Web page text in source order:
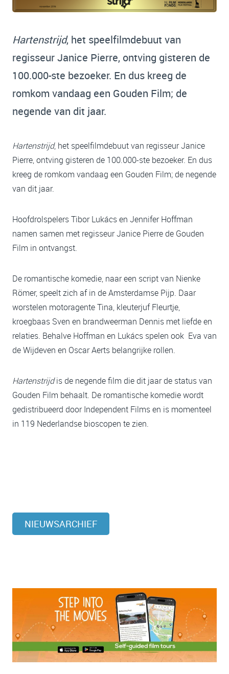
Hartenstrijd, het speelfilmdebuut van
regisseur Janice Pierre, ontving gisteren de
100.000-ste bezoeker. En dus kreeg de
romkom vandaag een Gouden Film; de
negende van dit jaar.
Hartenstrijd, het speelfilmdebuut van regisseur Janice
Pierre, ontving gisteren de 100.000-ste bezoeker. En dus
kreeg de romkom vandaag een Gouden Film; de negende
van dit jaar.
Hoofdrolspelers Tibor Lukács en Jennifer Hoffman
namen samen met regisseur Janice Pierre de Gouden
Film in ontvangst.
De romantische komedie, naar een script van Nienke
Römer, speelt zich af in de Amsterdamse Pijp. Daar
worstelen motoragente Tina, kleuterjuf Fleurtje,
kroegbaas Sven en brandweerman Dennis met liefde en
relaties. Behalve Hoffman en Lukács spelen ook Eva van
de Wijdeven en Oscar Aerts belangrijke rollen.
Hartenstrijdis de negende film die dit jaar de status van
Gouden Film behaalt. De romantische komedie wordt
gedistribueerd door Independent Films en is momenteel
in 119 Nederlandse bioscopen te zien.
NIEUWSARCHIEF